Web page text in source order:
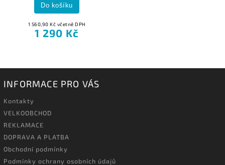
1 560,90 Kč včetně DPH
1 290 Kč
Do košíku
INFORMACE PRO VÁS
Kontakty
VELKOOBCHOD
REKLAMACE
DOPRAVA A PLATBA
Obchodní podmínky
Podmínky ochrany osobních údajů